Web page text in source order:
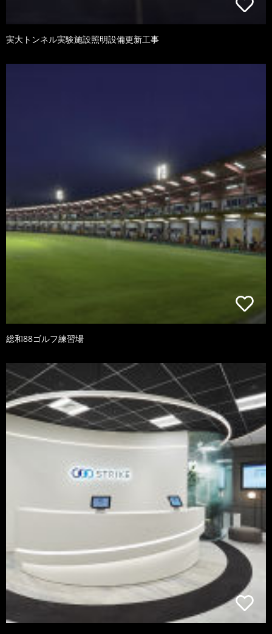
実大トンネル実験施設照明設備更新工事
総和88ゴルフ練習場